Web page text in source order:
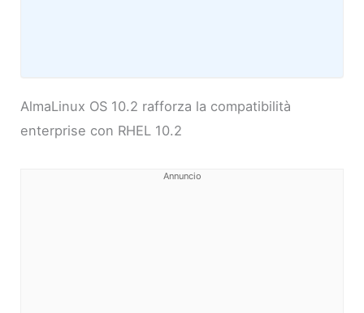
AlmaLinux OS 10.2 rafforza la compatibilità
enterprise con RHEL 10.2
Annuncio